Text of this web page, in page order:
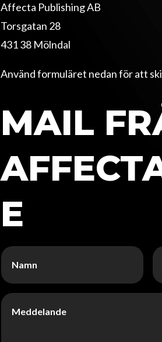
Affecta Publishing AB
Torsgatan 28
431 38 Mölndal
Använd formuläret nedan för att
MAIL
E